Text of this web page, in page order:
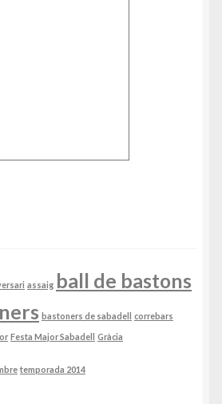
assaig ball de bastons
bastoners de sabadell correbars
Festa Major Sabadell Gràcia
temporada 2014